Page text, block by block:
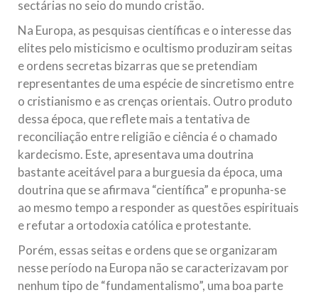
sectárias no seio do mundo cristão.
Na Europa, as pesquisas científicas e o interesse das
elites pelo misticismo e ocultismo produziram seitas
e ordens secretas bizarras que se pretendiam
representantes de uma espécie de sincretismo entre
o cristianismo e as crenças orientais. Outro produto
dessa época, que reflete mais a tentativa de
reconciliação entre religião e ciência é o chamado
kardecismo. Este, apresentava uma doutrina
bastante aceitável para a burguesia da época, uma
doutrina que se afirmava “científica” e propunha-se
ao mesmo tempo a responder as questões espirituais
e refutar a ortodoxia católica e protestante.
Porém, essas seitas e ordens que se organizaram
nesse período na Europa não se caracterizavam por
nenhum tipo de “fundamentalismo”, uma boa parte